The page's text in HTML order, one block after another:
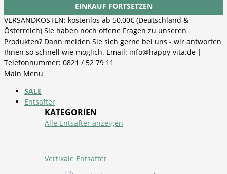
EINKAUF FORTSETZEN
VERSANDKOSTEN: kostenlos ab 50,00€ (Deutschland &
Österreich) Sie haben noch offene Fragen zu unseren
Produkten? Dann melden Sie sich gerne bei uns - wir antworten
Ihnen so schnell wie möglich. Email: info@happy-vita.de |
Telefonnummer: 0821 / 52 79 11
Main Menu
SALE
Entsafter
KATEGORIEN
Alle Entsafter anzeigen
Vertikale Entsafter